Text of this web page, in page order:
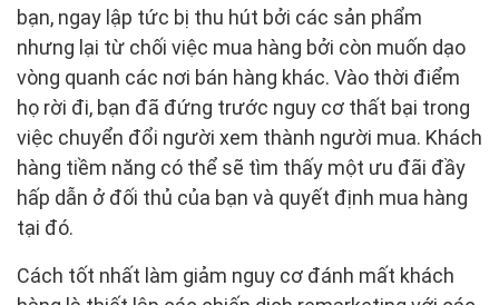
bạn, ngay lập tức bị thu hút bởi các sản phẩm
nhưng lại từ chối việc mua hàng bởi còn muốn dạo
vòng quanh các nơi bán hàng khác. Vào thời điểm
họ rời đi, bạn đã đứng trước nguy cơ thất bại trong
việc chuyển đổi người xem thành người mua. Khách
hàng tiềm năng có thể sẽ tìm thấy một ưu đãi đầy
hấp dẫn ở đối thủ của bạn và quyết định mua hàng
tại đó.
Cách tốt nhất làm giảm nguy cơ đánh mất khách